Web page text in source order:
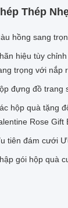
Thép
hồng sang
hiệu tùy
trọng với nắp
đựng đồ trang
hộp quà tặng
Rose Gift
tiên đám cưới
gói hộp quà